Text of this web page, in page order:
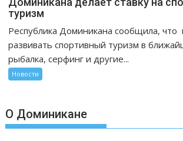
туризм
Республика Доминикана сообщила, что
развивать спортивный туризм в
рыбалка, серфинг и другие...
Новости
О Доминикане